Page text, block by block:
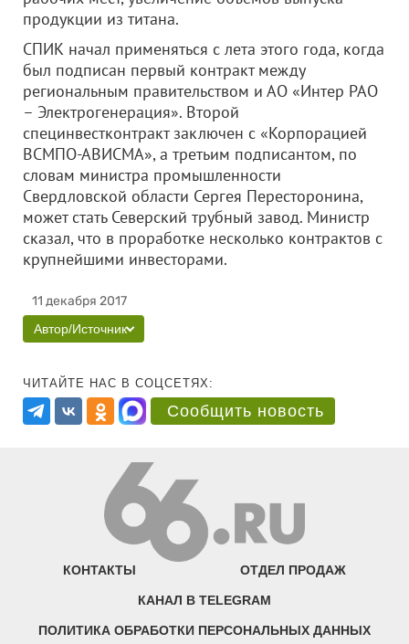
продукции из титана.
СПИК начал применяться с лета этого года, когда
был подписан первый контракт между
региональным правительством и АО «Интер РАО
– Электрогенерация». Второй
специнвестконтракт заключен с «Корпорацией
ВСМПО-АВИСМА», а третьим подписантом, по
словам министра промышленности
Свердловской области Сергея Пересторонина,
может стать Северский трубный завод. Министр
сказал, что в проработке несколько контрактов с
крупнейшими инвесторами.
11 декабря 2017
Автор/Источник
ЧИТАЙТЕ НАС В СОЦСЕТЯХ:
Сообщить новость
КОНТАКТЫ ОТДЕЛ ПРОДАЖ
КАНАЛ В TELEGRAM
ПОЛИТИКА ОБРАБОТКИ ПЕРСОНАЛЬНЫХ ДАННЫХ